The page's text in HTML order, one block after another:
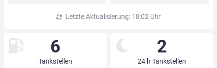
Letzte Aktualisierung: 18:02 Uhr
6
Tankstellen
2
24 h Tankstellen